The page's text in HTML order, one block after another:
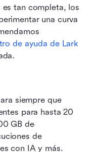
tan completa, los
una curva
de ayuda de Lark
siempre que
para hasta 20
GB de
de
con IA y más.